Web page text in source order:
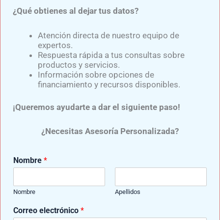
especialista que presente que tenga credencial que
Si deseas mas información par una prótesis
da clic al siguiente botón:​
Discapacidad en México – Población con
¿Qué obtienes al dejar tus datos?
Atención directa de nuestro equipo de
expertos.
Respuesta rápida a tus consultas sobre
productos y servicios.
Información sobre opciones de
financiamiento y recursos disponibles.
¡Queremos ayudarte a dar el siguiente paso!
¿Necesitas Asesoría Personalizada?
Nombre *
Nombre Apellidos
N
ú
Correo electrónico *